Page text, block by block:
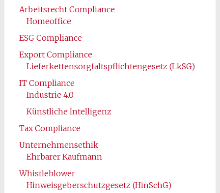
Arbeitsrecht Compliance
Homeoffice
ESG Compliance
Export Compliance
Lieferkettensorgfaltspflichtengesetz (LkSG)
IT Compliance
Industrie 4.0
Künstliche Intelligenz
Tax Compliance
Unternehmensethik
Ehrbarer Kaufmann
Whistleblower
Hinweisgeberschutzgesetz (HinSchG)